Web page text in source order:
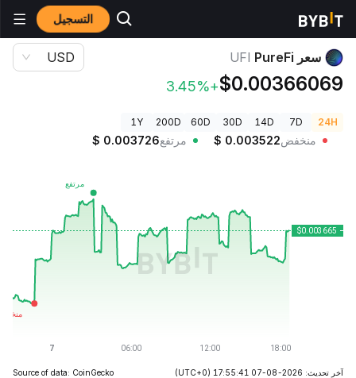
التسجيل أسعار العملات الرقمية
سعر PureFi UFI
$0.00366069
+3.45%
USD
24H
7D
14D
30D
60D
200D
1Y
منخفض $ 0.003522 مرتفع $ 0.003726
آخر تحديث: 2026-08-07 17:55:41 (UTC+0)
Source of data: CoinGecko